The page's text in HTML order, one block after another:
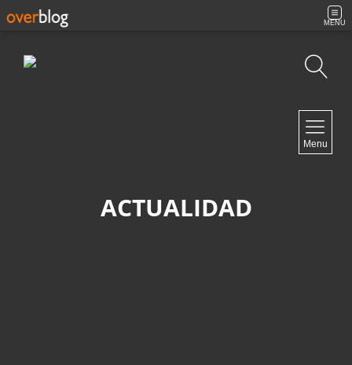
MENU
Menu
ACTUALIDAD